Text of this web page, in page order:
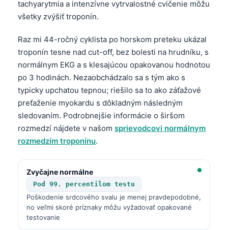
tachyarytmia a intenzívne vytrvalostné cvičenie môžu
všetky zvýšiť troponín.
Raz mi 44-ročný cyklista po horskom preteku ukázal
troponín tesne nad cut-off, bez bolesti na hrudníku, s
normálnym EKG a s klesajúcou opakovanou hodnotou
po 3 hodinách. Nezaobchádzalo sa s tým ako s
typicky upchatou tepnou; riešilo sa to ako záťažové
preťaženie myokardu s dôkladným následným
sledovaním. Podrobnejšie informácie o širšom
rozmedzí nájdete v našom sprievodcovi normálnym
rozmedzím troponínu.
Zvyčajne normálne
Pod 99. percentilom testu
Poškodenie srdcového svalu je menej pravdepodobné,
no veľmi skoré príznaky môžu vyžadovať opakované
testovanie